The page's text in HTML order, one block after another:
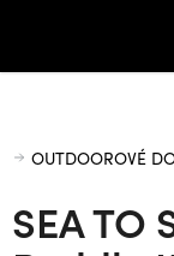
Domů
OUTDOOROVÉ
SEA TO